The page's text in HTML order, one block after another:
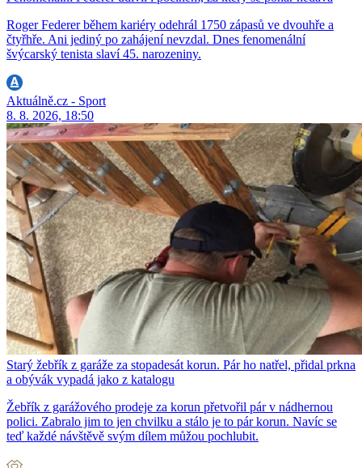
Roger Federer během kariéry odehrál 1750 zápasů ve dvouhře a
čtyřhře. Ani jediný po zahájení nevzdal. Dnes fenomenální
švýcarský tenista slaví 45. narozeniny.
Aktuálně.cz - Sport
8. 8. 2026, 18:50
Starý žebřík z garáže za stopadesát korun. Pár ho natřel, přidal prkna
a obývák vypadá jako z katalogu
Žebřík z garážového prodeje za korun přetvořil pár v nádhernou
polici. Zabralo jim to jen chvilku a stálo je to pár korun. Navíc se
teď každé návštěvě svým dílem můžou pochlubit.